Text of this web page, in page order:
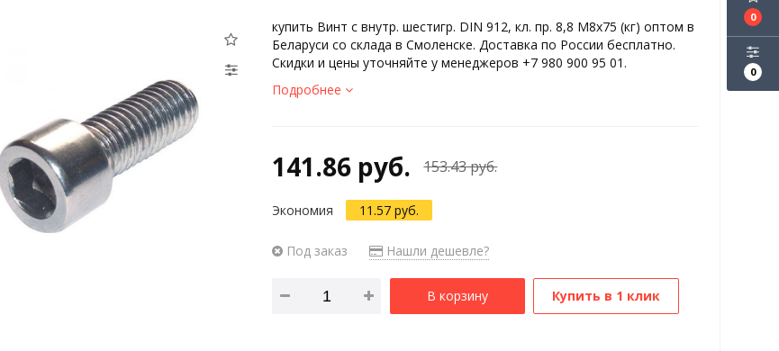
0
0
купить Винт с внутр. шестигр. DIN 912, кл. пр. 8,8 М8х75 (кг) оптом в
Беларуси со склада в Смоленске. Доставка по России бесплатно.
Скидки и цены уточняйте у менеджеров +7 980 900 95 01.
Подробнее
141.86 руб. 153.43 руб.
Экономия 11.57 руб.
Под заказ Нашли дешевле?
В корзину Купить в 1 клик